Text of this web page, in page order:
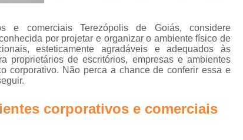
Arquitetura Corporativo
Arquitetura Design Corporativo
Escritório de Arquitetura
Biofilia na Arquitetura Corporativa
Design Biofílico
e comerciais Terezópolis de Goiás, considere
por projetar e organizar o ambiente físico de
esteticamente agradáveis e adequados às
proprietários de escritórios, empresas e ambientes
corporativo. Não perca a chance de conferir essa e
corporativos e comerciais